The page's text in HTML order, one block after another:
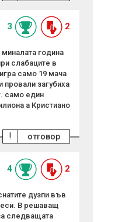
3 2
година
слабаците в
само 19 мача
провали загубиха
само един
а Кристиано
отговор
!
4 2
дузпи във
В решаващ
следващата